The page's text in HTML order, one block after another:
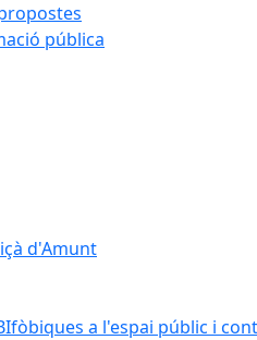
pública
d'Amunt
a l'espai públic i